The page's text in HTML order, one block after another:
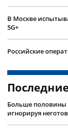
В Москве
5G+
Российские
Больше половины
игнорируя